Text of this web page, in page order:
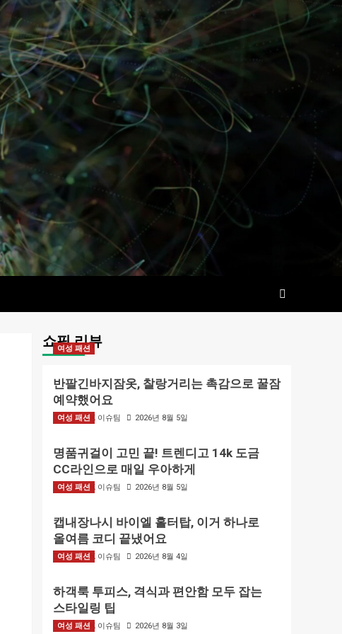
쇼핑 리뷰
여성 패션
반팔긴바지잠옷, 찰랑거리는 촉감으로 꿀잠
예약했어요
BIZMARK 이슈팀 2026년 8월 5일
여성 패션
명품귀걸이 고민 끝! 트렌디고 14k 도금
CC라인으로 매일 우아하게
BIZMARK 이슈팀 2026년 8월 5일
여성 패션
캡내장나시 바이엘 홀터탑, 이거 하나로
올여름 코디 끝냈어요
BIZMARK 이슈팀 2026년 8월 4일
여성 패션
하객룩 투피스, 격식과 편안함 모두 잡는
스타일링 팁
BIZMARK 이슈팀 2026년 8월 3일
여성 패션